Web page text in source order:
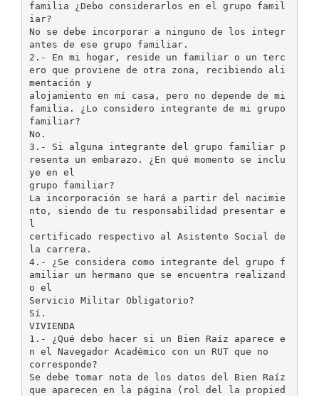
familia ¿Debo considerarlos en el grupo famil
iar?
No se debe incorporar a ninguno de los integr
antes de ese grupo familiar.
2.- En mi hogar, reside un familiar o un terc
ero que proviene de otra zona, recibiendo ali
mentación y
alojamiento en mí casa, pero no depende de mi
familia. ¿Lo considero integrante de mi grupo
familiar?
No.
3.- Si alguna integrante del grupo familiar p
resenta un embarazo. ¿En qué momento se inclu
ye en el
grupo familiar?
La incorporación se hará a partir del nacimie
nto, siendo de tu responsabilidad presentar e
l
certificado respectivo al Asistente Social de
la carrera.
4.- ¿Se considera como integrante del grupo f
amiliar un hermano que se encuentra realizand
o el
Servicio Militar Obligatorio?
Sí.
VIVIENDA
1.- ¿Qué debo hacer si un Bien Raíz aparece e
n el Navegador Académico con un RUT que no
corresponde?
Se debe tomar nota de los datos del Bien Raíz
que aparecen en la página (rol del la propied